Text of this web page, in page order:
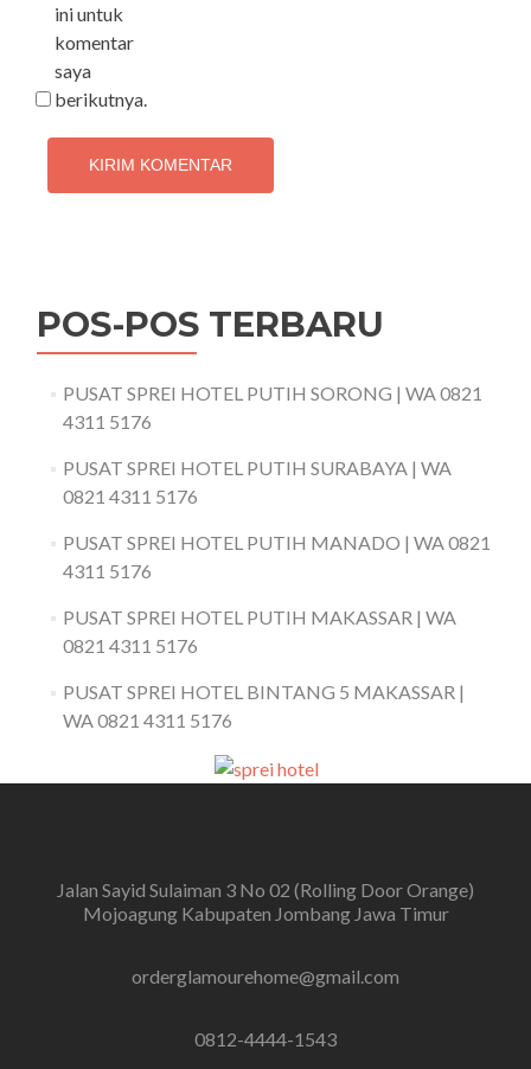
ini untuk
komentar
saya
berikutnya.
POS-POS TERBARU
PUSAT SPREI HOTEL PUTIH SORONG | WA 0821
4311 5176
PUSAT SPREI HOTEL PUTIH SURABAYA | WA
0821 4311 5176
PUSAT SPREI HOTEL PUTIH MANADO | WA 0821
4311 5176
PUSAT SPREI HOTEL PUTIH MAKASSAR | WA
0821 4311 5176
PUSAT SPREI HOTEL BINTANG 5 MAKASSAR |
WA 0821 4311 5176
Jalan Sayid Sulaiman 3 No 02 (Rolling Door Orange)
Mojoagung Kabupaten Jombang Jawa Timur
orderglamourehome@gmail.com
0812-4444-1543